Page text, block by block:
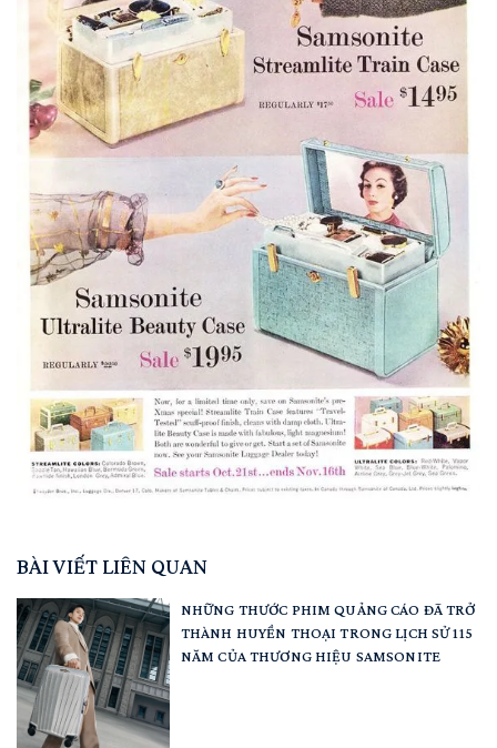
BÀI VIẾT LIÊN QUAN
NHỮNG THƯỚC PHIM QUẢNG CÁO ĐÃ TRỞ
THÀNH HUYỀN THOẠI TRONG LỊCH SỬ 115
NĂM CỦA THƯƠNG HIỆU SAMSONITE